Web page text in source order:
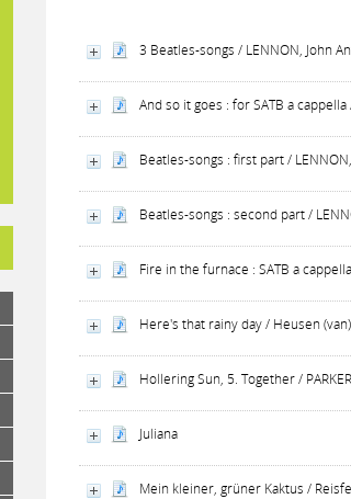
3 Beatles-songs / LENNON, John
And so it goes : for SATB a cappella
Beatles-songs : first part /
Beatles-songs : second part /
Fire in the furnace : SATB a
Here's that rainy day / Heusen
Hollering Sun, 5. Together /
Juliana
Mein kleiner, grüner Kaktus /